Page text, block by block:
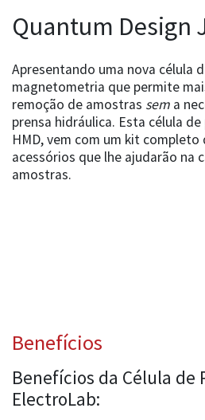
Quantum Design
Apresentando uma nova célula
magnetometria que permite
remoção de amostras sem a
prensa hidráulica. Esta célula
HMD, vem com um kit
acessórios que lhe ajudarão na
amostras.
Benefícios
Benefícios da Célula de
ElectroLab: